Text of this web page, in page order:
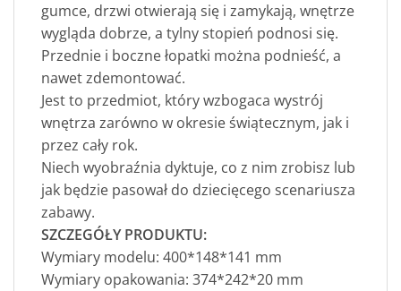
gumce, drzwi otwierają się i zamykają, wnętrze
wygląda dobrze, a tylny stopień podnosi się.
Przednie i boczne łopatki można podnieść, a
nawet zdemontować.
Jest to przedmiot, który wzbogaca wystrój
wnętrza zarówno w okresie świątecznym, jak i
przez cały rok.
Niech wyobraźnia dyktuje, co z nim zrobisz lub
jak będzie pasował do dziecięcego scenariusza
zabawy.
SZCZEGÓŁY PRODUKTU:
Wymiary modelu: 400*148*141 mm
Wymiary opakowania: 374*242*20 mm